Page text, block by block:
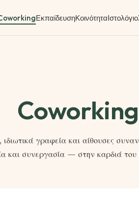
ΕκπαίδευσηΚοινότηταΙστολόγιο
Coworking
γραφεία και αίθουσες
και συνεργασία — στην καρδιά